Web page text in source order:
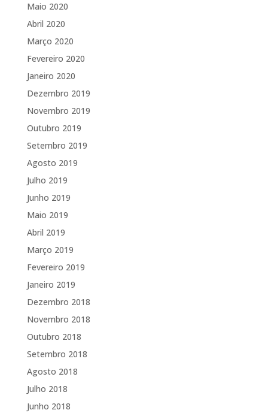
Maio 2020
Abril 2020
Março 2020
Fevereiro 2020
Janeiro 2020
Dezembro 2019
Novembro 2019
Outubro 2019
Setembro 2019
Agosto 2019
Julho 2019
Junho 2019
Maio 2019
Abril 2019
Março 2019
Fevereiro 2019
Janeiro 2019
Dezembro 2018
Novembro 2018
Outubro 2018
Setembro 2018
Agosto 2018
Julho 2018
Junho 2018